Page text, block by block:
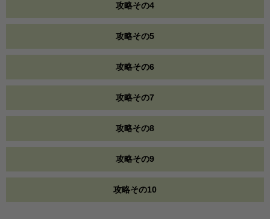
攻略その4
攻略その5
攻略その6
攻略その7
攻略その8
攻略その9
攻略その10